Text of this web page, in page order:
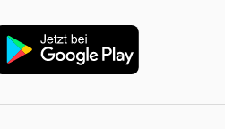
Lätta
Meggle
Rama